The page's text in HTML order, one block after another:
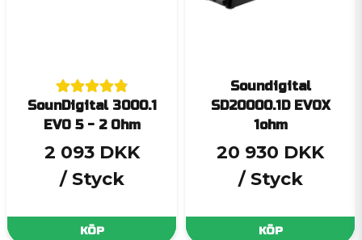
SounDigital 3000.1
EVO 5 - 2 Ohm
2 093 DKK
/ Styck
KÖP
Soundigital
SD20000.1D EVOX
1ohm
20 930 DKK
/ Styck
KÖP